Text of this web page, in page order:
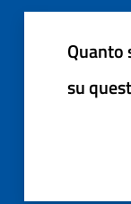
Quanto
su